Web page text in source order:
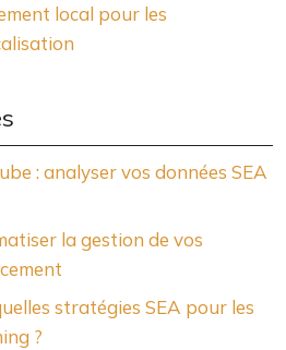
local pour les
: analyser vos données SEA
la gestion de vos
stratégies SEA pour les
?